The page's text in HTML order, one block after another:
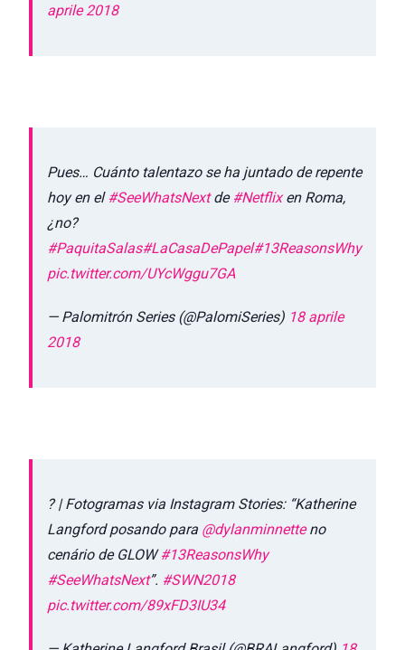
aprile 2018
Pues… Cuánto talentazo se ha juntado de repente
hoy en el#SeeWhatsNextde#Netflixen Roma,
¿no?
#PaquitaSalas#LaCasaDePapel#13ReasonsWhy
pic.twitter.com/UYcWggu7GA
— Palomitrón Series (@PalomiSeries) 18 aprile
2018
? | Fotogramas via Instagram Stories: “Katherine
Langford posando para @dylanminnetteno
cenário de GLOW#13ReasonsWhy
#SeeWhatsNext”. #SWN2018
pic.twitter.com/89xFD3IU34